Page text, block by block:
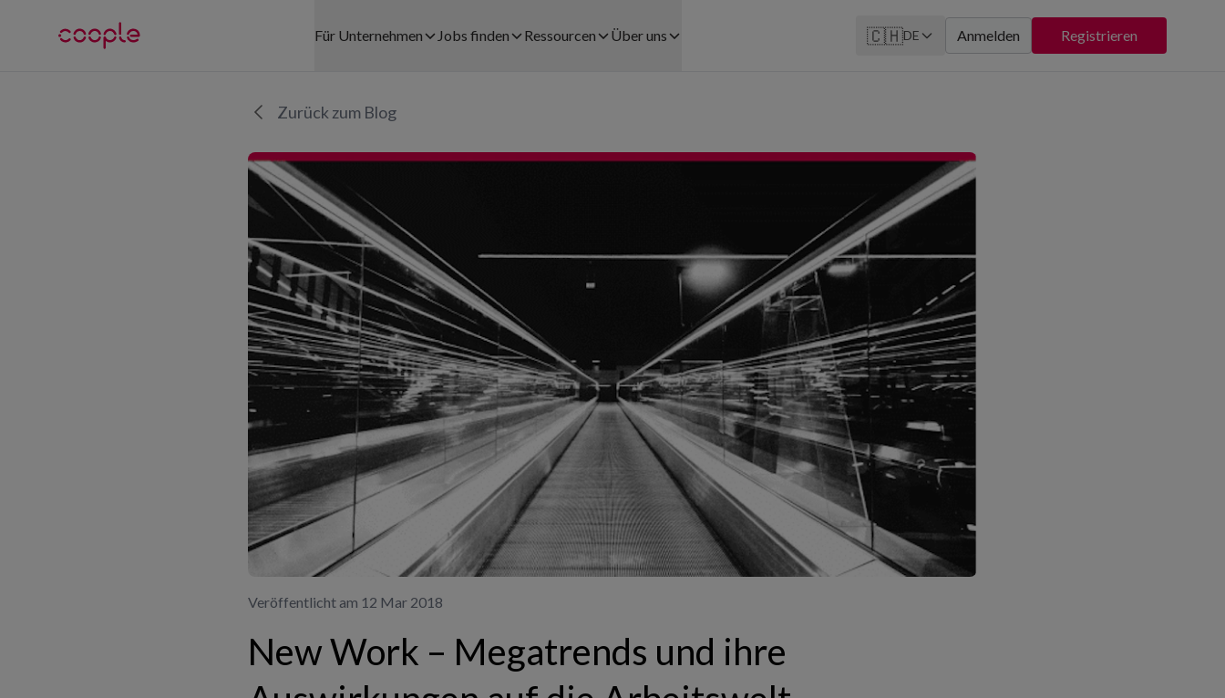
Für Unternehmen
SEKTOREN
Gesundheitswesen
Detailhandel
Logistik
Gastgewerbe
Events
Büro
Personalverleih
Personalplanung
Jobs finden
Registrationsprozess
Help center
App herunterladen
Ressourcen
Blog
Kontakt
Über uns
Karriere
🇨🇭DE Anmelden Registrieren
Zurück zum Blog
Veröffentlicht am 12 Mar 2018
New Work – Megatrends und ihre